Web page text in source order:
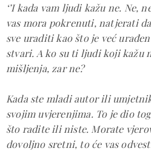
‘’I kada vam ljudi kažu ne. Ne,
vas mora pokrenuti, natjerati
sve uraditi kao što je već
stvari. A ko su ti ljudi koji kažu
mišljenja, zar ne?
Kada ste mladi autor ili
svojim uvjerenjima. To je dio
što radite ili niste. Morate
dovoljno sretni, to će vas